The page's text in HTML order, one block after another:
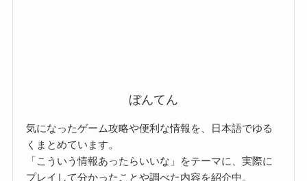
ぼんてん
気になったゲーム攻略や便利な情報を、日本語でゆる
くまとめています。
「こういう情報あったらいいな」をテーマに、実際に
プレイして分かったことや調べた内容を紹介中。